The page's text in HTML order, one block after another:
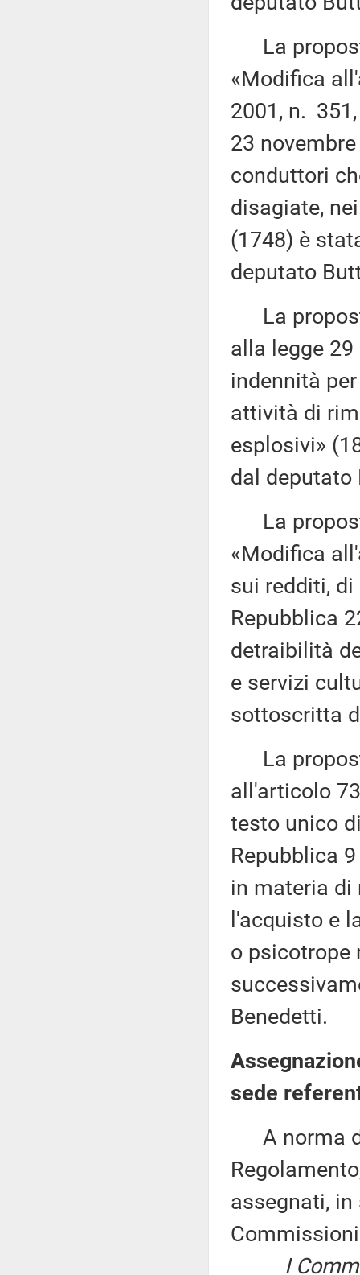
La
«Modifica
2001, n.
23
conduttori
disagiate,
(1748) è
deputato
La
alla legge
indennità
attività di
esplosivi»
dal deputato
La
«Modifica
sui redditi,
Repubblica
detraibilità
e servizi
sottoscritta
La
all'articolo
testo unico
Repubblica
in materia di
l'acquisto e
o psicotrope
Benedetti.
sede
A norma
assegnati,
I